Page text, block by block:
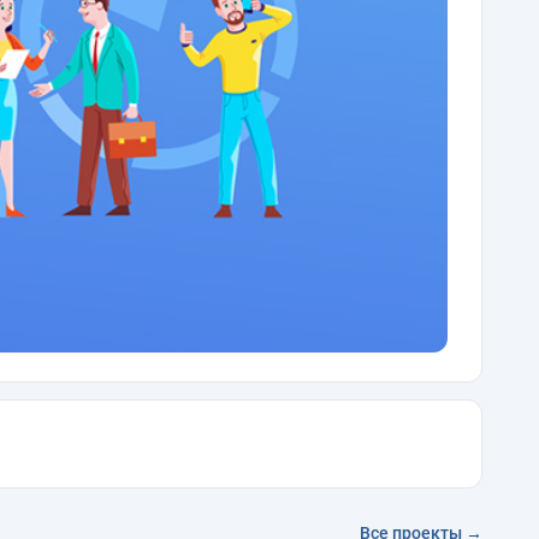
Все проекты →